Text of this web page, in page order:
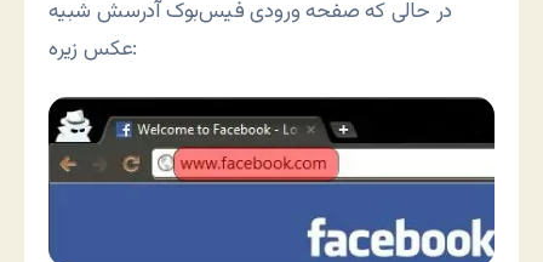
در حالی که صفحه ورودی فیس‌بوک آدرسش شبیه
عکس زیره: